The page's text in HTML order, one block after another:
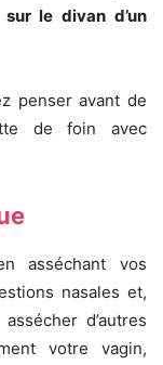
le divan d’un
penser avant de
de foin avec
asséchant vos
nasales et,
d’autres
votre vagin,